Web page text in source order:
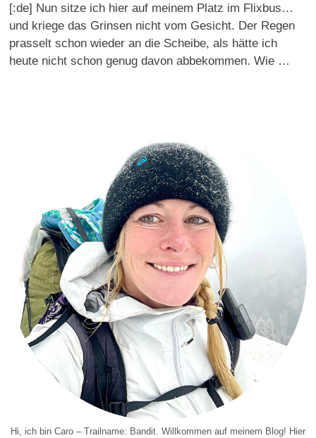
[:de] Nun sitze ich hier auf meinem Platz im Flixbus…
und kriege das Grinsen nicht vom Gesicht. Der Regen
prasselt schon wieder an die Scheibe, als hätte ich
heute nicht schon genug davon abbekommen. Wie …
Hi, ich bin Caro – Trailname: Bandit. Willkommen auf meinem Blog! Hier